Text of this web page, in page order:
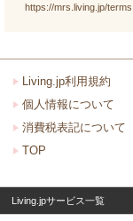
https://mrs.living.jp/terms
Living.jp利用規約
個人情報について
消費税表記について
TOP
Living.jpサービス一覧